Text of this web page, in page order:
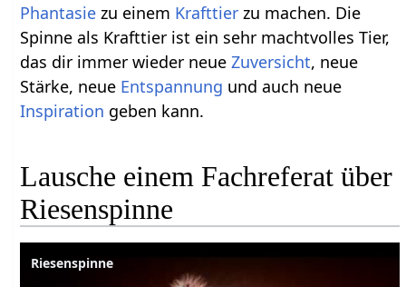
Phantasie zu einem Krafttier zu machen. Die
Spinne als Krafttier ist ein sehr machtvolles Tier,
das dir immer wieder neueZuversicht, neue
Stärke, neue Entspannung und auch neue
Inspiration geben kann.
Lausche einem Fachreferat über
Riesenspinne
Riesenspinne